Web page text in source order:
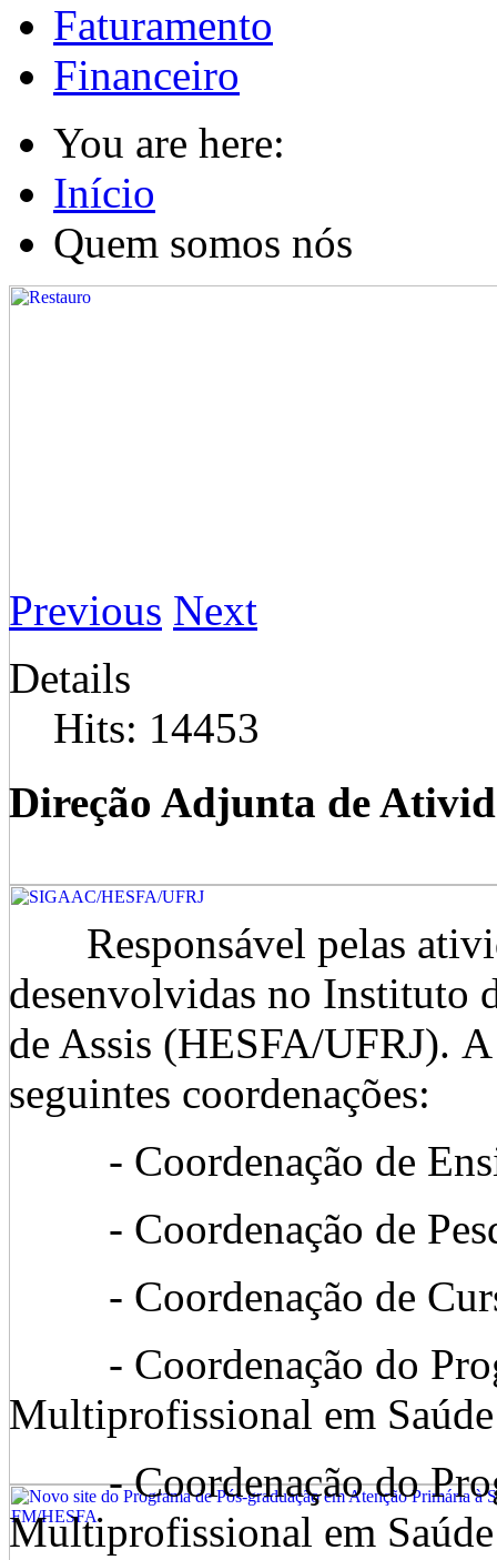
Faturamento
Financeiro
You are here:
Início
Quem somos nós
Previous Next
Details
Hits: 14453
Direção Adjunta de
Responsável pelas
desenvolvidas no Instituto
de Assis (HESFA/UFRJ).
seguintes coordenações:
- Coordenação de
- Coordenação de
- Coordenação de
- Coordenação do
Multiprofissional em
- Coordenação do
Multiprofissional em